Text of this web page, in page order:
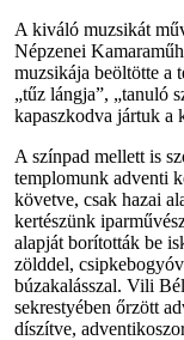
A kiváló muzsikát
Népzenei
muzsikája beöltötte a
„tűz lángja”, „tanuló
kapaszkodva jártuk a
A színpad mellett is
templomunk adventi
követve, csak hazai
kertészünk
alapját borították be
zölddel,
búzakalásszal. Vili
sekrestyében őrzött
díszítve,